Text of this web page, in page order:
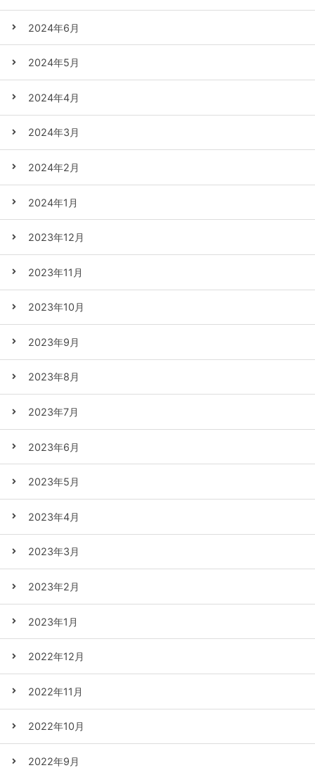
2024年6月
2024年5月
2024年4月
2024年3月
2024年2月
2024年1月
2023年12月
2023年11月
2023年10月
2023年9月
2023年8月
2023年7月
2023年6月
2023年5月
2023年4月
2023年3月
2023年2月
2023年1月
2022年12月
2022年11月
2022年10月
2022年9月